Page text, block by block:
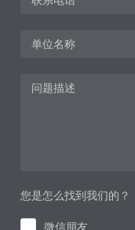
您是怎么找到我们的？
微信朋友